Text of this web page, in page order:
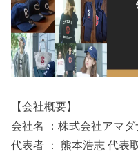
【会社概要】
会社名 ：株式会社アマ
代表者 ： 熊本浩志 代表